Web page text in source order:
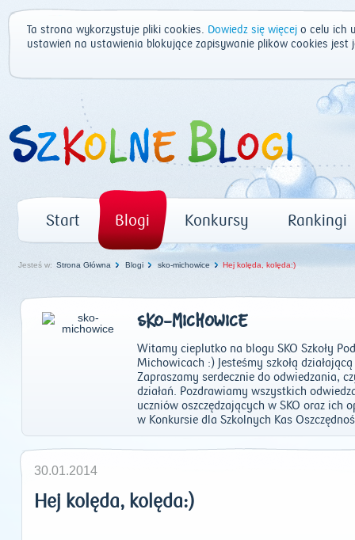
Ta strona wykorzystuje pliki cookies. Dowiedz się więcej o celu ich
ustawień na ustawienia blokujące zapisywanie plików cookies
Start Blogi Konkursy Rankingi
Jesteś w: Strona Główna Blogi sko-michowice Hej kolęda, kolęda:)
SKO-MICHOWICE
Witamy cieplutko na blogu SKO Szkoły
Michowicach :) Jesteśmy szkołą
Zapraszamy serdecznie do odwiedzania,
działań. Pozdrawiamy wszystkich
uczniów oszczędzających w SKO oraz ich
w Konkursie dla Szkolnych Kas
30.01.2014
Hej kolęda, kolęda:)